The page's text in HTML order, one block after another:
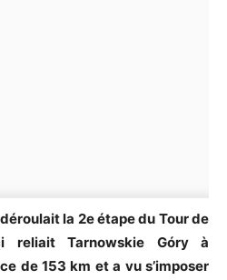
la 2e étape du Tour de
reliait Tarnowskie Góry à
de 153 km et a vu s’imposer